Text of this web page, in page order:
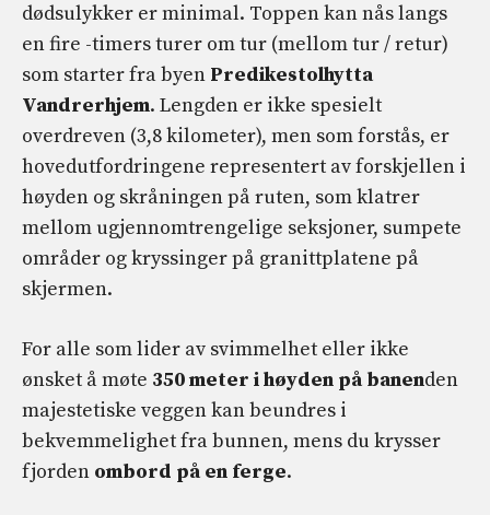
dødsulykker er minimal. Toppen kan nås langs
en fire -timers turer om tur (mellom tur / retur)
som starter fra byen Predikestolhytta
Vandrerhjem. Lengden er ikke spesielt
overdreven (3,8 kilometer), men som forstås, er
hovedutfordringene representert av forskjellen i
høyden og skråningen på ruten, som klatrer
mellom ugjennomtrengelige seksjoner, sumpete
områder og kryssinger på granittplatene på
skjermen.
For alle som lider av svimmelhet eller ikke
ønsket å møte 350 meter i høyden på banenden
majestetiske veggen kan beundres i
bekvemmelighet fra bunnen, mens du krysser
fjorden ombord på en ferge.